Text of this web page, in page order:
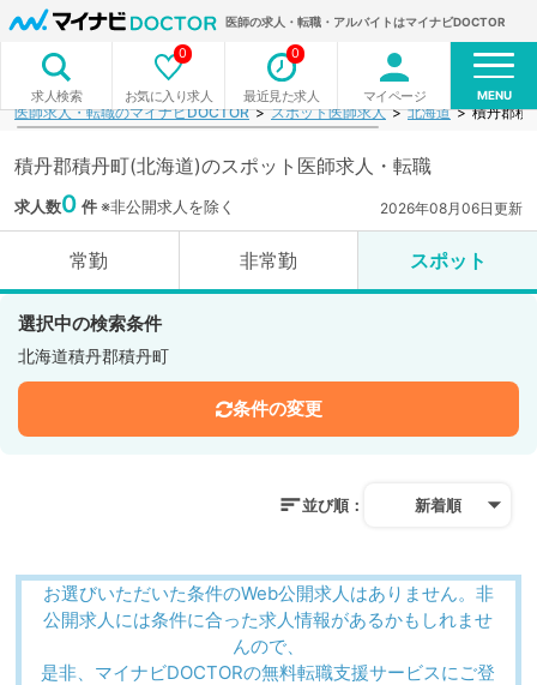
医師の求人・転職・アルバイトはマイナビDOCTOR
求人検索 お気に入り求人
0
最近見た求人
0
マイページ MENU
医師求人・転職のマイナビDOCTOR スポット医師求人 北海道 積丹郡積
積丹郡積丹町(北海道)のスポット医師求人・転職
求人数0 件※非公開求人を除く 2026年08月06日更新
常勤 非常勤 スポット
選択中の検索条件
北海道積丹郡積丹町
条件の変更
並び順： 新着順
お選びいただいた条件のWeb公開求人はありません。非
公開求人には条件に合った求人情報があるかもしれませ
んので、
是非、マイナビDOCTORの無料転職支援サービスにご登